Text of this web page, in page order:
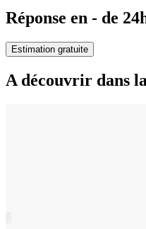
Réponse en - de
Estimation gratuite
A découvrir dans